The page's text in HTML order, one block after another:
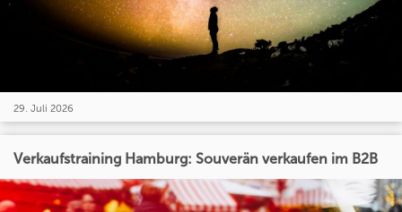
29. Juli 2026
Verkaufstraining Hamburg: Souverän verkaufen im B2B